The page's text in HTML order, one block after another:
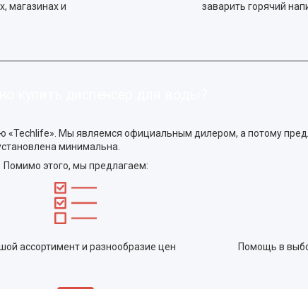
магазинах и
заварить горячий
«Techlife». Мы являемся официальным дилером, а потому
минимальна.
Помимо этого, мы предлагаем:
ассортимент и разнообразие цен Помощь в